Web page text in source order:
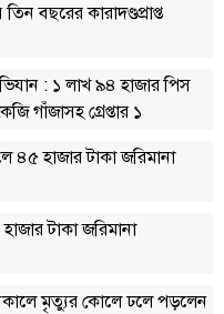
বছরের কারাদণ্ডপ্রাপ্ত
: ১ লাখ ৯৪ হাজার পিস
গাঁজাসহ গ্রেপ্তার ১
৪৫ হাজার টাকা জরিমানা
টাকা জরিমানা
মৃত্যুর কোলে ঢলে পড়লেন